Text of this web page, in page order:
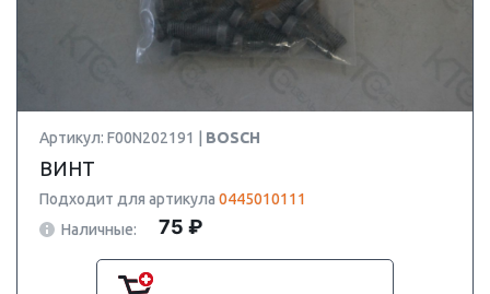
Артикул: F00N202191 | BOSCH
ВИНТ
Подходит для артикула 0445010111
Наличные:
75 ₽